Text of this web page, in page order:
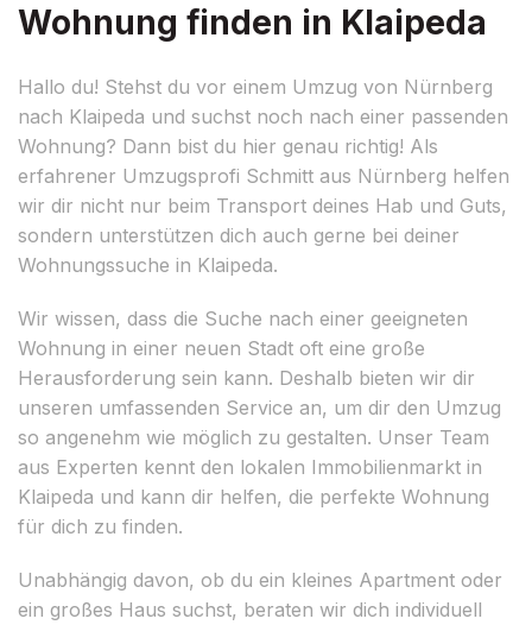
Wohnung finden in Klaipeda
Hallo du! Stehst du vor einem Umzug von Nürnberg
nach Klaipeda und suchst noch nach einer passenden
Wohnung? Dann bist du hier genau richtig! Als
erfahrener Umzugsprofi Schmitt aus Nürnberg helfen
wir dir nicht nur beim Transport deines Hab und Guts,
sondern unterstützen dich auch gerne bei deiner
Wohnungssuche in Klaipeda.
Wir wissen, dass die Suche nach einer geeigneten
Wohnung in einer neuen Stadt oft eine große
Herausforderung sein kann. Deshalb bieten wir dir
unseren umfassenden Service an, um dir den Umzug
so angenehm wie möglich zu gestalten. Unser Team
aus Experten kennt den lokalen Immobilienmarkt in
Klaipeda und kann dir helfen, die perfekte Wohnung
für dich zu finden.
Unabhängig davon, ob du ein kleines Apartment oder
ein großes Haus suchst, beraten wir dich individuell